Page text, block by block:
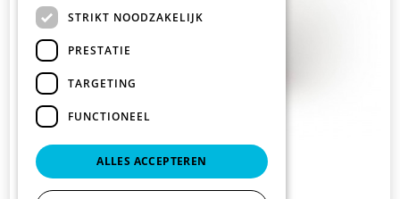
BRIAL XL FRESCH
STRIKT NOODZAKELIJK
PRESTATIE
TARGETING
FUNCTIONEEL
ALLES ACCEPTEREN